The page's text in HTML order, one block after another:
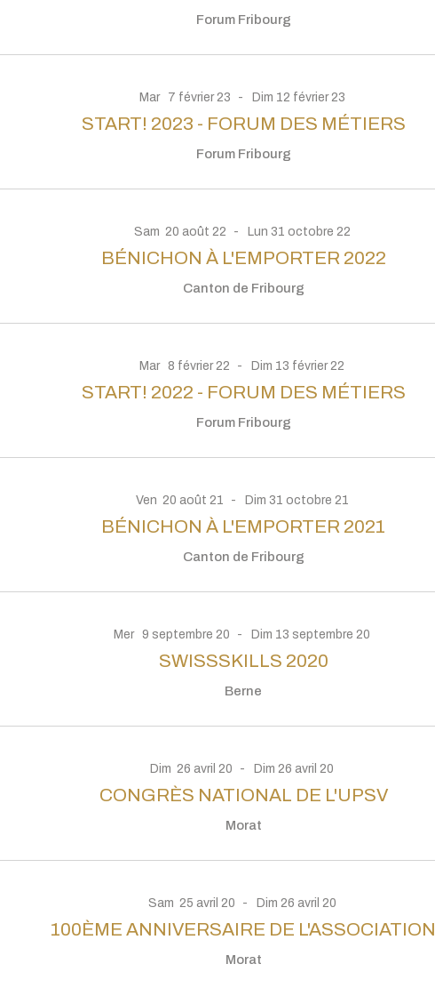
Forum Fribourg
Mar 7 février23 Dim 12 février23
START! 2023 - FORUM DES MÉTIERS
Forum Fribourg
Sam 20 août 22 Lun 31 octobre 22
BÉNICHON À L'EMPORTER 2022
Canton de Fribourg
Mar 8 février22 Dim 13 février22
START! 2022 - FORUM DES MÉTIERS
Forum Fribourg
Ven 20 août 21 Dim 31 octobre 21
BÉNICHON À L'EMPORTER 2021
Canton de Fribourg
Mer 9 septembre 20 Dim 13 septembre 20
SWISSSKILLS 2020
Berne
Dim 26 avril 20 Dim 26 avril 20
CONGRÈS NATIONAL DE L'UPSV
Morat
Sam 25 avril 20 Dim 26 avril 20
100ÈME ANNIVERSAIRE DE L'ASSOCIATION
Morat